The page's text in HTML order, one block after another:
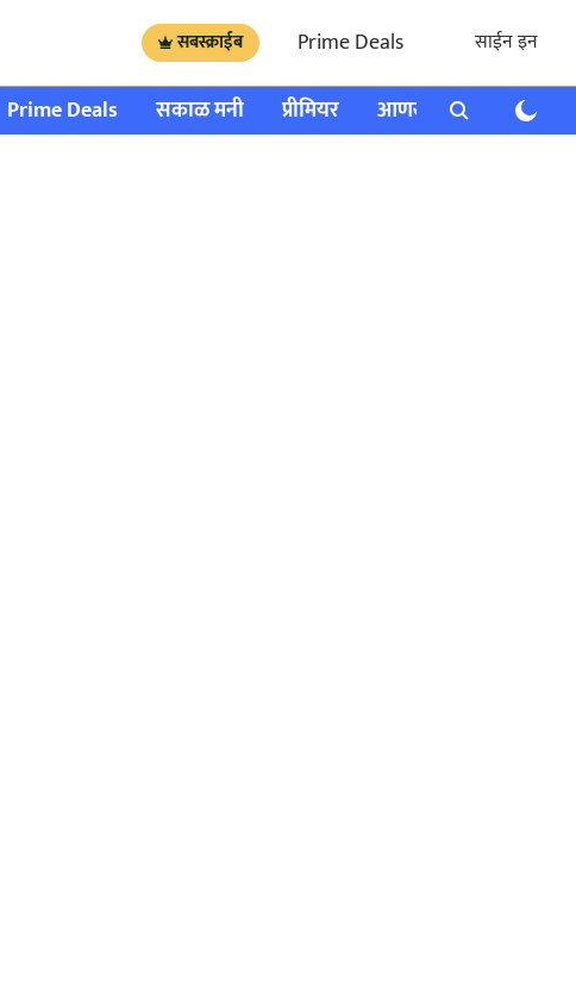
सबस्क्राईब Prime Deals साईन इन
Prime Deals सकाळ मनी प्रीमियर आणखी राशी भविष्य